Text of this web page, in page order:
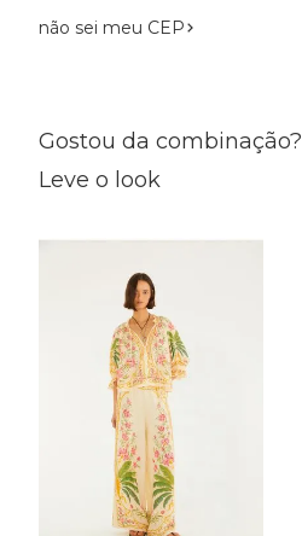
não sei meu CEP
Gostou da combinação?
Leve o look